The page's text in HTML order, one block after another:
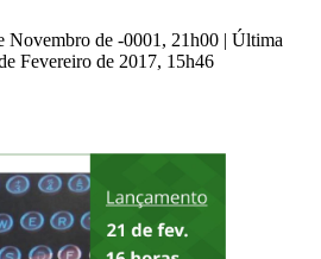
Novembro de -0001, 21h00 | Última
Fevereiro de 2017, 15h46